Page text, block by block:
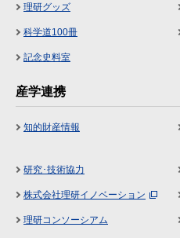
理研グッズ
科学道100冊
記念史料室
産学連携
知的財産情報
研究･技術協力
株式会社理研イノベーション
理研コンソーシアム